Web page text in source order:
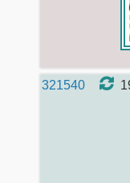
321540